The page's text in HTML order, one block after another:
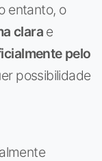
entanto, o
clarae
pelo
possibilidade